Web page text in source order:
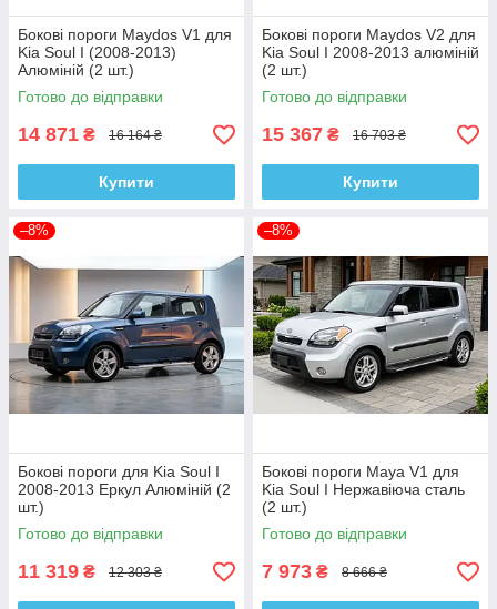
Бокові пороги Maydos V1 для
Kia Soul I (2008-2013)
Алюміній (2 шт.)
Готово до відправки
14 871 ₴ 16 164 ₴
Купити
Бокові пороги Maydos V2 для
Kia Soul I 2008-2013 алюміній
(2 шт.)
Готово до відправки
15 367 ₴ 16 703 ₴
Купити
–8%
Бокові пороги для Kia Soul I
2008-2013 Еркул Алюміній (2
шт.)
Готово до відправки
11 319 ₴ 12 303 ₴
–8%
Бокові пороги Maya V1 для
Kia Soul I Нержавіюча сталь
(2 шт.)
Готово до відправки
7 973 ₴ 8 666 ₴